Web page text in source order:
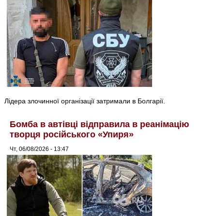
Лідера злочинної організації затримали в Болгарії.
Бомба в автівці відправила в реанімацію
творця російського «Упиря»
Чт, 06/08/2026 - 13:47